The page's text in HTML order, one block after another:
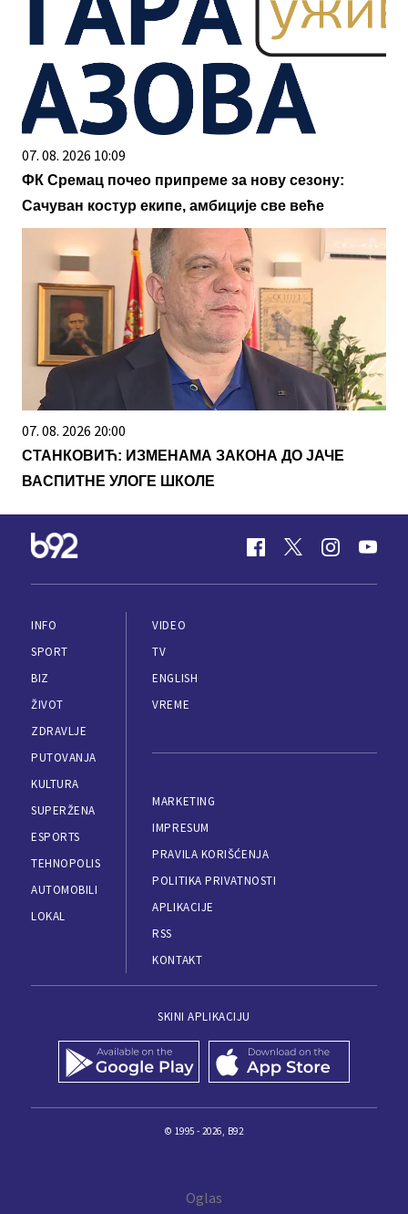
07. 08. 2026 10:09
ФК Сремац почео припреме за нову сезону:
Сачуван костур екипе, амбиције све веће
07. 08. 2026 20:00
СТАНКОВИЋ: ИЗМЕНАМА ЗАКОНА ДО ЈАЧЕ
ВАСПИТНЕ УЛОГЕ ШКОЛЕ
INFO
SPORT
BIZ
ŽIVOT
ZDRAVLJE
PUTOVANJA
KULTURA
SUPERŽENA
ESPORTS
TEHNOPOLIS
AUTOMOBILI
LOKAL
VIDEO
TV
ENGLISH
VREME
MARKETING
IMPRESUM
PRAVILA KORIŠĆENJA
POLITIKA PRIVATNOSTI
APLIKACIJE
RSS
KONTAKT
SKINI APLIKACIJU
© 1995 - 2026, B92